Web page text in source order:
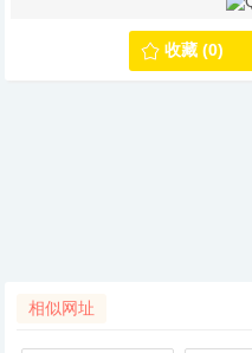
收藏 (0)
相似网址